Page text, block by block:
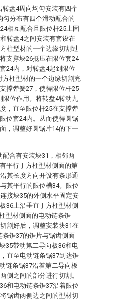
转盘4周向均匀安装有四个
匀分布有四个滑动配合的
相互配合且限位杆25上固
转盘4之间安装有套设在
柱型材的一个边缘切割过
支撑块26抵压在限位套24
24内，对转盘4起到限位
方柱型材的一个边缘切割完
撑弹簧27，使得限位杆25
限位作用。将转盘4转动九
，直至限位杆25在支撑弹
位套24内。从而使得圆锯
，调整好圆锯片14的下一
配合有安装块31，相邻两
平行于方柱型材侧面的第
其长度方向开设有条形通
其平行的限位槽34。限位
接块35的外侧水平固定安
36上沿垂直于方柱型材侧
型材侧面的电动链条锯
割好后，调整安装块31在
条锯37的锯片与锯齿侧面
35带动第二导向板36和电
直至电动链条锯37到达锯
链条锯37沿着第二导向板
侧之间的部分进行切割。
和电动链条锯37沿着限位
锯齿两侧边之间的型材切